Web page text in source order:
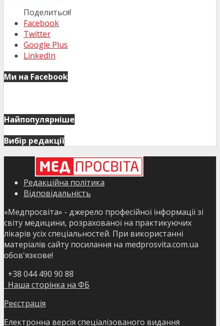
Поделиться!
Facebook
Twitter
Google Plus
LinkedIn
Ми на Facebook
Найпопулярніше
Вибір редакції
Редакційна політика
Відповідальність
«Медпросвіта» - джерело професійної інформації зі
світу медицини, розрахованої на практикуючих
лікарів усіх спеціальностей. При використанні
матеріалів сайту посилання на medprosvita.com.ua
обов'язкове!
+38 044 490 90 88
Наша сторінка на ФБ
Реєстрація
Електронна версія спеціалізованого видання